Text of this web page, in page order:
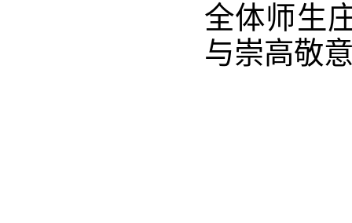
全体师生
与崇高敬